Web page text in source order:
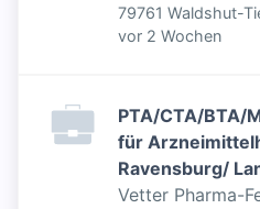
79761 Waldshut-
Veröffentlicht:
vor 2 Wochen
PTA/CTA/BTA/
für
Ravensburg/
(m/w/d)
Vetter Pharma-